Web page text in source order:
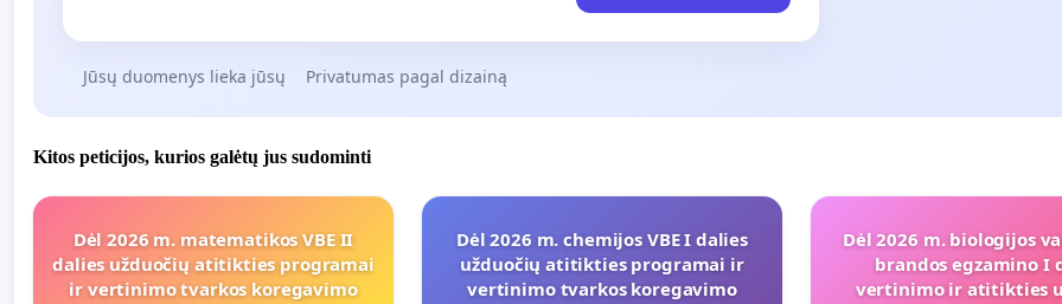
Jūsų duomenys lieka jūsų Privatumas pagal dizainą
Kitos peticijos, kurios galėtų jus sudominti
Dėl 2026 m. matematikos VBE II
dalies užduočių atitikties programai
ir vertinimo tvarkos koregavimo
Dėl 2026 m. chemijos VBE I dalies
užduočių atitikties programai ir
vertinimo tvarkos koregavimo
Dėl 2026 m. biologijos
brandos egzamino I
vertinimo ir atitikties